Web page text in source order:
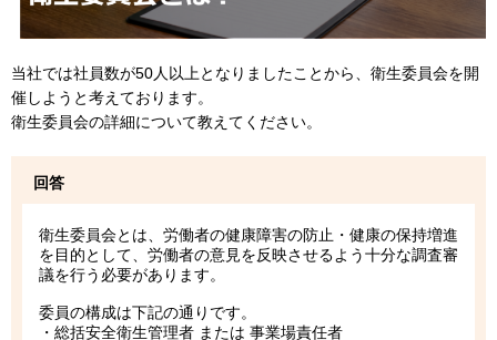
当社では社員数が50人以上となりましたことから、衛生委員会を開
催しようと考えております。
衛生委員会の詳細について教えてください。
回答
衛生委員会とは、労働者の健康障害の防止・健康の保持増進
を目的として、労働者の意見を反映させるよう十分な調査審
議を行う必要があります。
委員の構成は下記の通りです。
・総括安全衛生管理者 または 事業場責任者